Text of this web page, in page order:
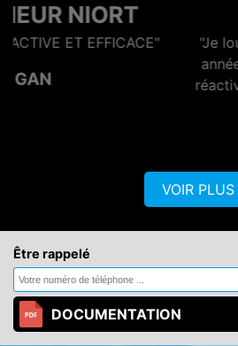
"Je loue un photocopieur
années à Volumaprint, tout
réactivité et service au top ! Je
De
VOIR PLUS
Être rappelé
DOCUMENTATION